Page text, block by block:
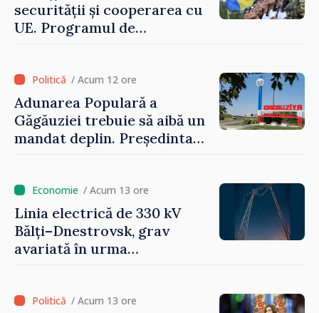
securității și cooperarea cu
UE. Programul de
perioada 2024–2034,
publicat în Monitorul Oficial
/ Acum 12 ore
Adunarea Populară a
Găgăuziei trebuie să aibă un
mandat deplin. Președinta
/ Acum 13 ore
Linia electrică de 330 kV
Bălți–Dnestrovsk, grav
avariată în urma
/ Acum 13 ore